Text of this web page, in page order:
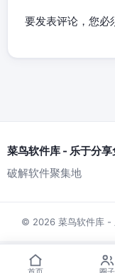
要发表评论，您必
菜鸟软件库 - 乐于分
破解软件聚集地
© 2026 菜鸟软件库 -